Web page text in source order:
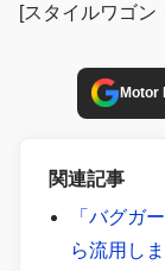
[スタイルワゴン
Motor
関連記事
「バグガ
ら流用し